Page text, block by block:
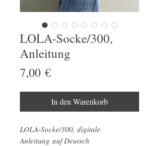
LOLA-Socke/300,
Anleitung
7,00 €Preis
In den Warenkorb
LOLA-Socke/300, digitale
Anleitung auf Deutsch